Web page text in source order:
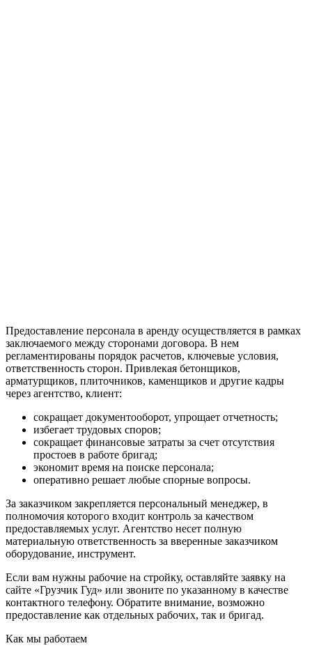
Предоставление персонала в аренду осуществляется в рамках
заключаемого между сторонами договора. В нем
регламентированы порядок расчетов, ключевые условия,
ответственность сторон. Привлекая бетонщиков,
арматурщиков, плиточников, каменщиков и другие кадры
через агентство, клиент:
сокращает документооборот, упрощает отчетность;
избегает трудовых споров;
сокращает финансовые затраты за счет отсутствия
простоев в работе бригад;
экономит время на поиске персонала;
оперативно решает любые спорные вопросы.
За заказчиком закрепляется персональный менеджер, в
полномочия которого входит контроль за качеством
предоставляемых услуг. Агентство несет полную
материальную ответственность за вверенные заказчиком
оборудование, инструмент.
Если вам нужны рабочие на стройку, оставляйте заявку на
сайте «Грузчик Гуд» или звоните по указанному в качестве
контактного телефону. Обратите внимание, возможно
предоставление как отдельных рабочих, так и бригад.
Как мы работаем